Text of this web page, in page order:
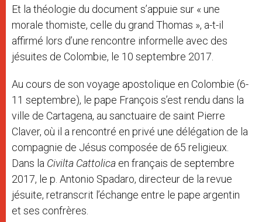
Et la théologie du document s’appuie sur « une
morale thomiste, celle du grand Thomas », a-t-il
affirmé lors d’une rencontre informelle avec des
jésuites de Colombie, le 10 septembre 2017.
Au cours de son voyage apostolique en Colombie (6-
11 septembre), le pape François s’est rendu dans la
ville de Cartagena, au sanctuaire de saint Pierre
Claver, où il a rencontré en privé une délégation de la
compagnie de Jésus composée de 65 religieux.
Dans la Civilta Cattolica en français de septembre
2017, le p. Antonio Spadaro, directeur de la revue
jésuite, retranscrit l’échange entre le pape argentin
et ses confrères.